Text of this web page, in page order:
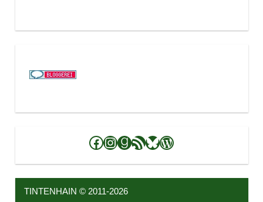
Facebook
Instagram
Goodreads
RSS-Feed
Bluesky
WordPress
TINTENHAIN © 2011-2026